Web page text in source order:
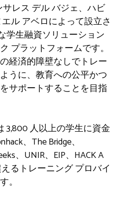
サレス デル バジェ、ハビ
ル アベロによって設立さ
学生融資ソリューション
プラットフォームです。
経済的障壁なしでトレー
うに、教育への公平かつ
サポートすることを目指
3,800 人以上の学生に資金
、The Bridge、
、UNIR、EIP、HACK A
るトレーニング プロバイ
。